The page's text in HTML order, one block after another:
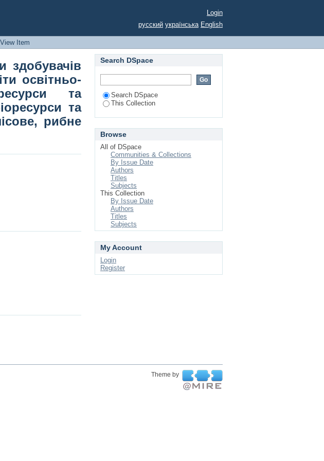
здобувачів другого
професійної програми «Водні
Н5 «Водні біоресурси та
лісове, рибне господарство та
Login
русский українська English
View Item
здобувачів
освітньо-
та
та
рибне
Search DSpace
Search DSpace
This Collection
Browse
All of DSpace
Communities & Collections
By Issue Date
Authors
Titles
Subjects
This Collection
By Issue Date
Authors
Titles
Subjects
My Account
Login
Register
Theme by